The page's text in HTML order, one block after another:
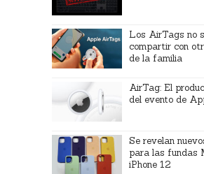
Los AirTags no
compartir con
de la familia
AirTag: El
del evento de
Se revelan
para las fundas
iPhone 12